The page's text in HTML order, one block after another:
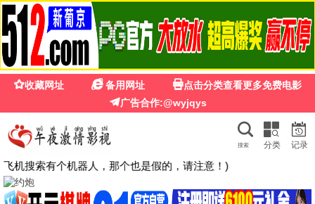
789 789影视
热门院线 · 同步更新
最新院线大片极速上线，无删减完整版，高清原画，无需会
浏览新片